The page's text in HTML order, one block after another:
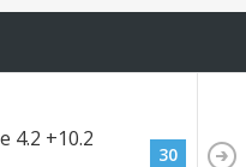
4.2 +10.2
30